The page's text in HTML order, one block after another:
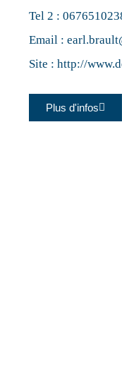
Tel 2 :
Email :
Site :http://
Plus d'infos